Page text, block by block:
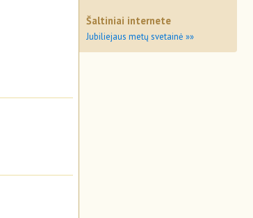
Šaltiniai internete
Jubiliejaus metų svetainė »»